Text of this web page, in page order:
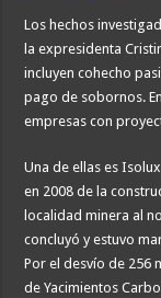
Los hechos
la expresidenta
incluyen cohecho
pago de sobornos.
empresas con
Una de ellas es
en 2008 de la
localidad minera al
concluyó y estuvo
Por el desvío de 256
de Yacimientos